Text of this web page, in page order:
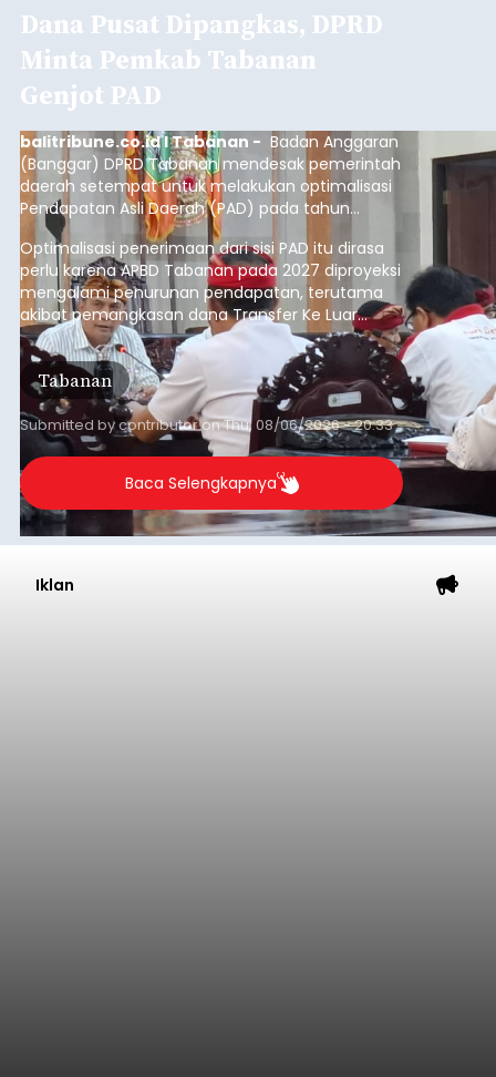
Dana Pusat Dipangkas, DPRD
Minta Pemkab Tabanan
Genjot PAD
balitribune.co.id I Tabanan - Badan Anggaran
(Banggar) DPRD Tabanan mendesak pemerintah
daerah setempat untuk melakukan optimalisasi
Pendapatan Asli Daerah (PAD) pada tahun
anggaran 2027.
Optimalisasi penerimaan dari sisi PAD itu dirasa
perlu karena APBD Tabanan pada 2027 diproyeksi
mengalami penurunan pendapatan, terutama
akibat pemangkasan dana Transfer Ke Luar
Daerah (TKD) dari pemerintah pusat.
Tabanan
Submitted bycontributoronThu, 08/06/2026 - 20:33
Baca Selengkapnya
Iklan